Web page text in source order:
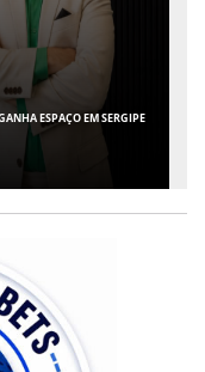
COMO VICE EM SUA